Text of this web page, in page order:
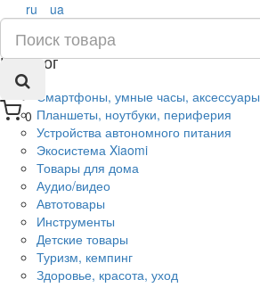
0
ru ua
Каталог
Смартфоны, умные часы, аксессуары
Планшеты, ноутбуки, периферия
Устройства автономного питания
Экосистема Xiaomi
Товары для дома
Аудио/видео
Автотовары
Инструменты
Детские товары
Туризм, кемпинг
Здоровье, красота, уход